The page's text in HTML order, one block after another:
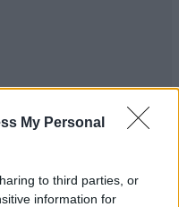
My Personal
to third parties, or
information for